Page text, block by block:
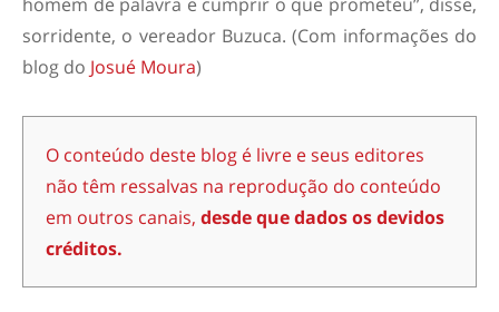
sorridente, o vereador Buzuca. (Com informações do
blog do Josué Moura)
O conteúdo deste blog é livre e seus editores
não têm ressalvas na reprodução do conteúdo
em outros canais, desde que dados os devidos
créditos.